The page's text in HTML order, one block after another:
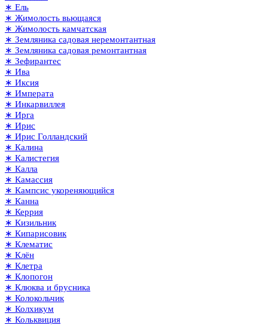
∗ Ель
∗ Жимолость вьющаяся
∗ Жимолость камчатская
∗ Земляника садовая неремонтантная
∗ Земляника садовая ремонтантная
∗ Зефирантес
∗ Ива
∗ Иксия
∗ Императа
∗ Инкарвиллея
∗ Ирга
∗ Ирис
∗ Ирис Голландский
∗ Калина
∗ Калистегия
∗ Калла
∗ Камассия
∗ Кампсис укореняющийся
∗ Канна
∗ Керрия
∗ Кизильник
∗ Кипарисовик
∗ Клематис
∗ Клён
∗ Клетра
∗ Клопогон
∗ Клюква и брусника
∗ Колокольчик
∗ Колхикум
∗ Кольквиция